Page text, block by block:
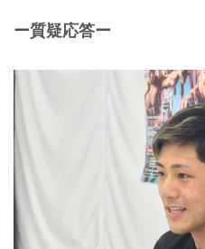
ー質疑応答ー